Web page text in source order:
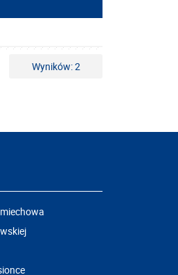
Wyników: 2